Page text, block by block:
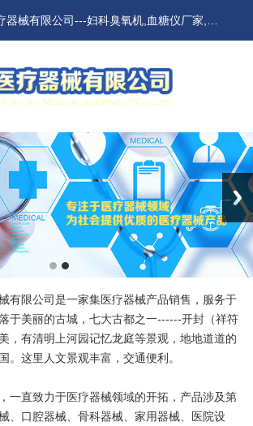
Next
限公司是一家集医疗器械产品销售，服务于
于美丽的古城，七大古都之一------开封（祥符
，有清明上河园记忆龙庭等景观，地地道道的
。这里人文景观丰富，交通便利。
直致力于医疗器械领域的开拓，产品涉及第
、口腔器械、骨科器械、家用器械、医院设